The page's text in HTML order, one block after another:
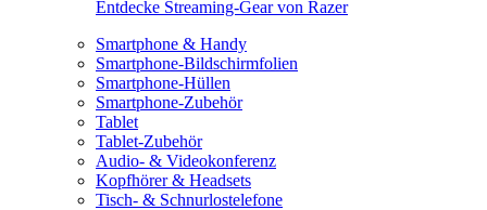
Entdecke Streaming-Gear von Razer
Smartphone & Handy
Smartphone-Bildschirmfolien
Smartphone-Hüllen
Smartphone-Zubehör
Tablet
Tablet-Zubehör
Audio- & Videokonferenz
Kopfhörer & Headsets
Tisch- & Schnurlostelefone